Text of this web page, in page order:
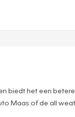
biedt het een
Maas of de all